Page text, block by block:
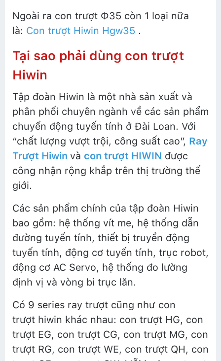
Ngoài ra con trượt Ф35 còn 1 loại nữa
là: Con trượt Hiwin Hgw35 .
Tại sao phải dùng con trượt
Hiwin
Tập đoàn Hiwin là một nhà sản xuất và
phân phối chuyên ngành về các sản phẩm
chuyển động tuyến tính ở Đài Loan. Với
“chất lượng vượt trội, công suất cao”, Ray
Trượt Hiwin và con trượt HIWIN được
công nhận rộng khắp trên thị trường thế
giới.
Các sản phẩm chính của tập đoàn Hiwin
bao gồm: hệ thống vít me, hệ thống dẫn
đường tuyến tính, thiết bị truyền động
tuyến tính, động cơ tuyến tính, trục robot,
động cơ AC Servo, hệ thống đo lường
định vị và vòng bi trục lăn.
Có 9 series ray trượt cũng như con
trượt hiwin khác nhau: con trượt HG, con
trượt EG, con trượt CG, con trượt MG, con
trượt RG, con trượt WE, con trượt QH, con